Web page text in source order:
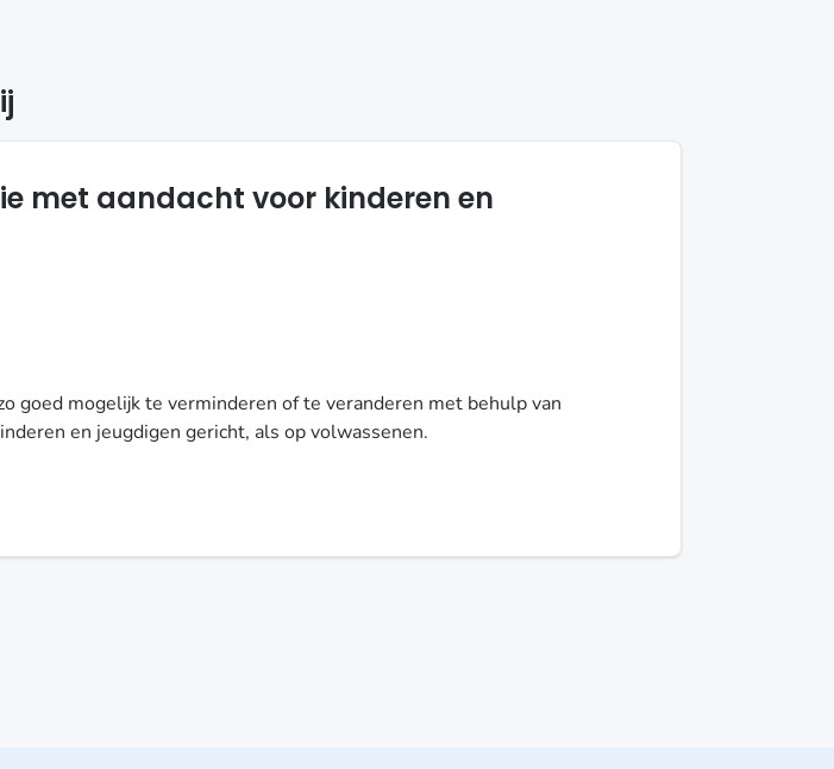
met aandacht voor kinderen en
goed mogelijk te verminderen of te veranderen met behulp van
en jeugdigen gericht, als op volwassenen.